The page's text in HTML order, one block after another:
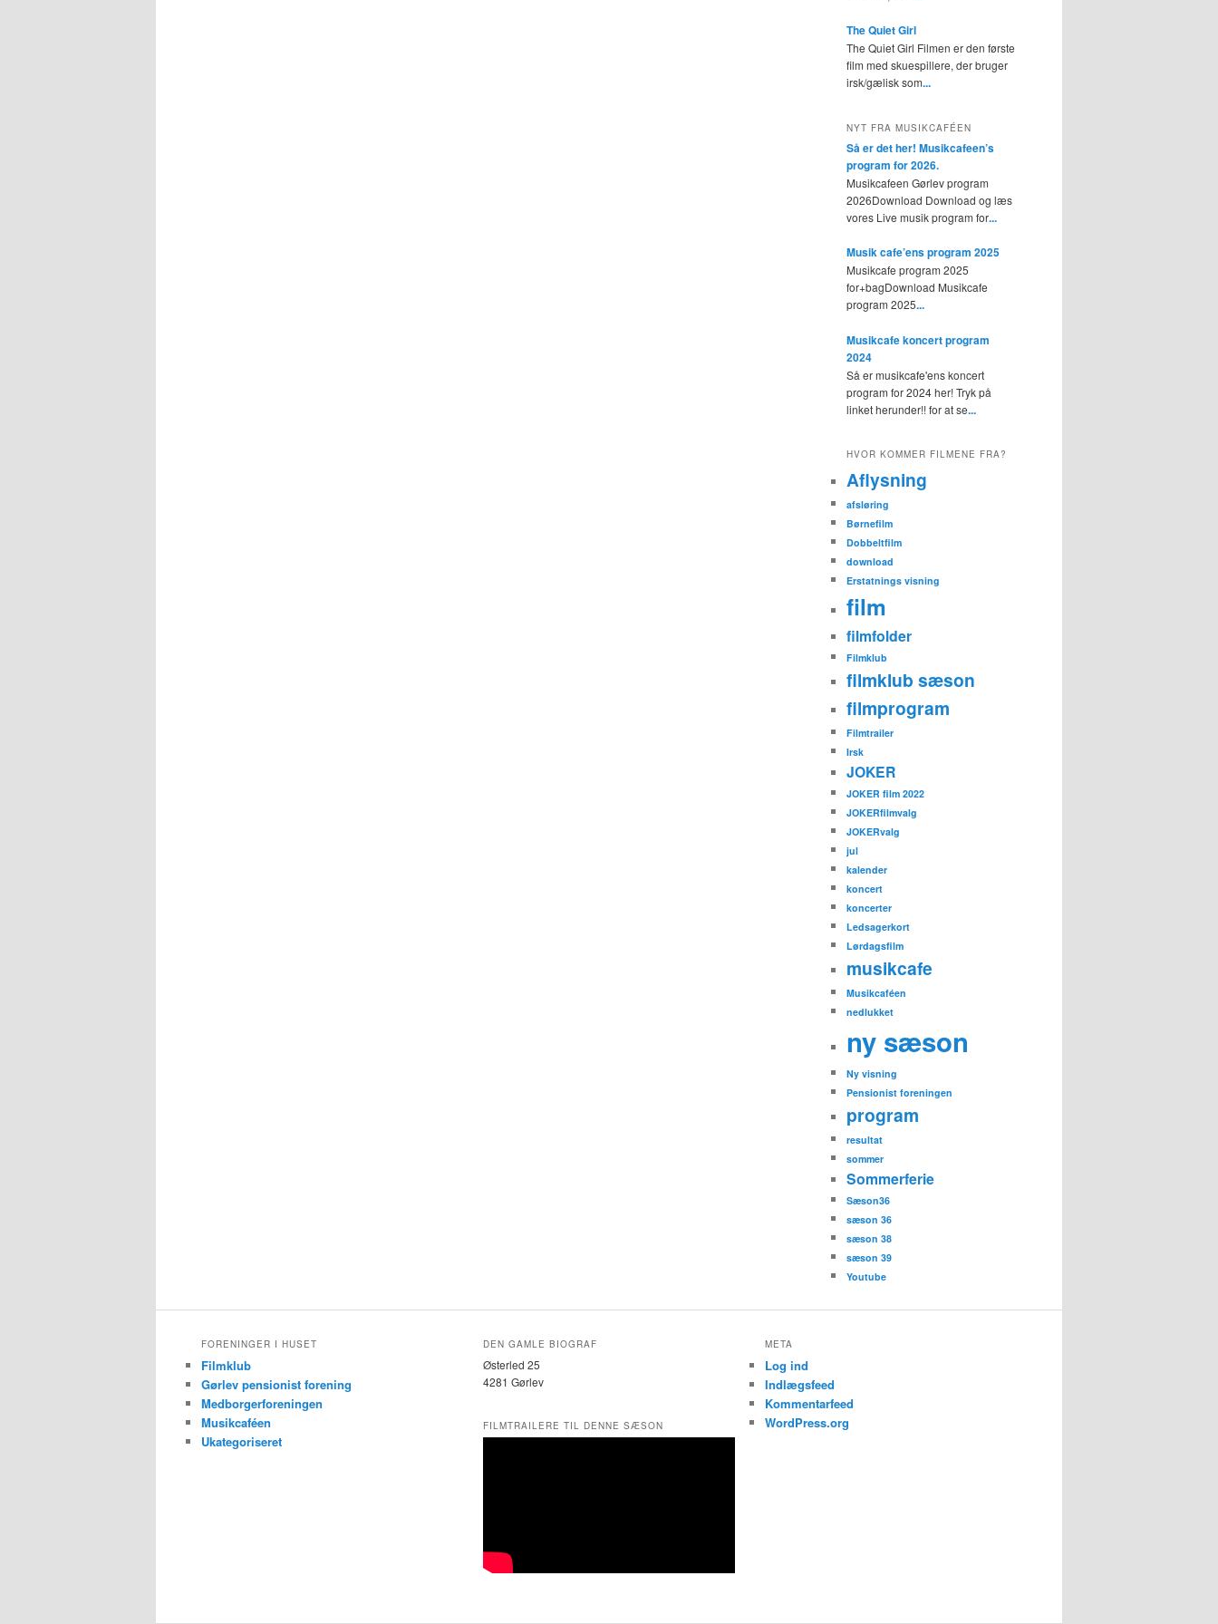
The Quiet Girl
The Quiet Girl Filmen er den første
film med skuespillere, der bruger
irsk/gælisk som...
NYT FRA MUSIKCAFÉEN
Så er det her! Musikcafeen’s
program for 2026.
Musikcafeen Gørlev program
2026Download Download og læs
vores Live musik program for...
Musik cafe’ens program 2025
Musikcafe program 2025
for+bagDownload Musikcafe
program 2025...
Musikcafe koncert program
2024
Så er musikcafe'ens koncert
program for 2024 her! Tryk på
linket herunder!! for at se...
HVOR KOMMER FILMENE FRA?
Aflysning
afsløring
Børnefilm
Dobbeltfilm
download
Erstatnings visning
film
filmfolder
Filmklub
filmklub sæson
filmprogram
Filmtrailer
Irsk
JOKER
JOKER film 2022
JOKERfilmvalg
JOKERvalg
jul
kalender
koncert
koncerter
Ledsagerkort
Lørdagsfilm
musikcafe
Musikcaféen
nedlukket
ny sæson
Ny visning
Pensionist foreningen
program
resultat
sommer
Sommerferie
Sæson36
sæson 36
sæson 38
sæson 39
Youtube
FORENINGER I HUSET
Filmklub
Gørlev pensionist forening
Medborgerforeningen
Musikcaféen
Ukategoriseret
DEN GAMLE BIOGRAF
Østerled 25
4281 Gørlev
FILMTRAILERE TIL DENNE SÆSON
META
Log ind
Indlægsfeed
Kommentarfeed
WordPress.org